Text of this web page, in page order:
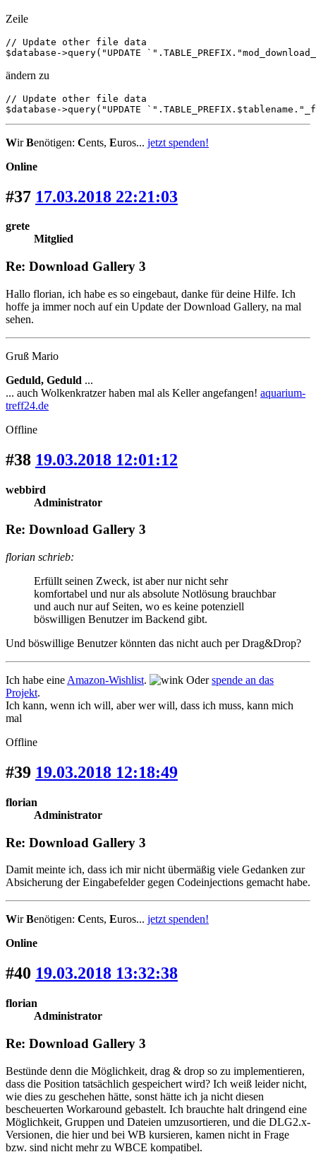
Zeile
// Update other file data
$database->query("UPDATE
ändern zu
// Update other file data
$database->query("UPDATE
WirBenötigen: Cents, Euros... jetzt spenden!
Online
#37 17.03.2018 22:21:03
grete
Mitglied
Re: Download Gallery 3
Hallo florian, ich habe es so eingebaut, danke für deine Hilfe. Ich
hoffe ja immer noch auf ein Update der Download Gallery, na mal
sehen.
Gruß Mario
Geduld, Geduld ...
... auch Wolkenkratzer haben mal als Keller angefangen! aquarium-
treff24.de
Offline
#38 19.03.2018 12:01:12
webbird
Administrator
Re: Download Gallery 3
florian schrieb:
Erfüllt seinen Zweck, ist aber nur nicht sehr
komfortabel und nur als absolute Notlösung brauchbar
und auch nur auf Seiten, wo es keine potenziell
böswilligen Benutzer im Backend gibt.
Und böswillige Benutzer könnten das nicht auch per Drag&Drop?
Ich habe eine Amazon-Wishlist. Oderspende an das
Projekt.
Ich kann, wenn ich will, aber wer will, dass ich muss, kann mich
mal
Offline
#39 19.03.2018 12:18:49
florian
Administrator
Re: Download Gallery 3
Damit meinte ich, dass ich mir nicht übermäßig viele Gedanken zur
Absicherung der Eingabefelder gegen Codeinjections gemacht habe.
WirBenötigen: Cents, Euros... jetzt spenden!
Online
#40 19.03.2018 13:32:38
florian
Administrator
Re: Download Gallery 3
Bestünde denn die Möglichkeit, drag & drop so zu implementieren,
dass die Position tatsächlich gespeichert wird? Ich weiß leider nicht,
wie dies zu geschehen hätte, sonst hätte ich ja nicht diesen
bescheuerten Workaround gebastelt. Ich brauchte halt dringend eine
Möglichkeit, Gruppen und Dateien umzusortieren, und die DLG2.x-
Versionen, die hier und bei WB kursieren, kamen nicht in Frage
bzw. sind nicht mehr zu WBCE kompatibel.